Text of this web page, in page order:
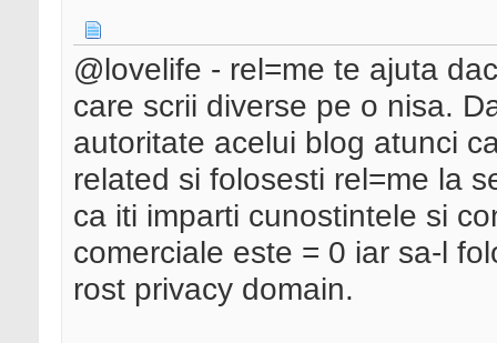
@lovelife - rel=me te ajuta
care scrii diverse pe o nisa.
autoritate acelui blog atunci
related si folosesti rel=me la
ca iti imparti cunostintele si
comerciale este = 0 iar sa-l
rost privacy domain.